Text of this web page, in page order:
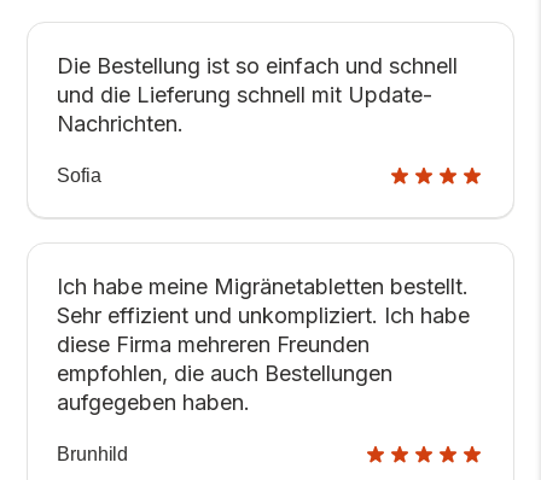
Die Bestellung ist so einfach und schnell
und die Lieferung schnell mit Update-
Nachrichten.
Sofia
Ich habe meine Migränetabletten bestellt.
Sehr effizient und unkompliziert. Ich habe
diese Firma mehreren Freunden
empfohlen, die auch Bestellungen
aufgegeben haben.
Brunhild